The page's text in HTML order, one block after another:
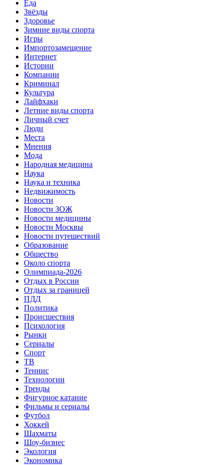
Еда
Звёзды
Здоровье
Зимние виды спорта
Игры
Импортозамещение
Интернет
Истории
Компании
Криминал
Культура
Лайфхаки
Летние виды спорта
Личный счет
Люди
Места
Мнения
Мода
Народная медицина
Наука
Наука и техника
Недвижимость
Новости
Новости ЗОЖ
Новости медицины
Новости Москвы
Новости путешествий
Образование
Общество
Около спорта
Олимпиада-2026
Отдых в России
Отдых за границей
ПДД
Политика
Происшествия
Психология
Рынки
Сериалы
Спорт
ТВ
Теннис
Технологии
Тренды
Фигурное катание
Фильмы и сериалы
Футбол
Хоккей
Шахматы
Шоу-бизнес
Экология
Экономика